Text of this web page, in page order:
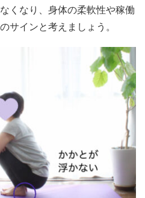
くなり、身体の柔軟性や稼働
サインと考えましょう。